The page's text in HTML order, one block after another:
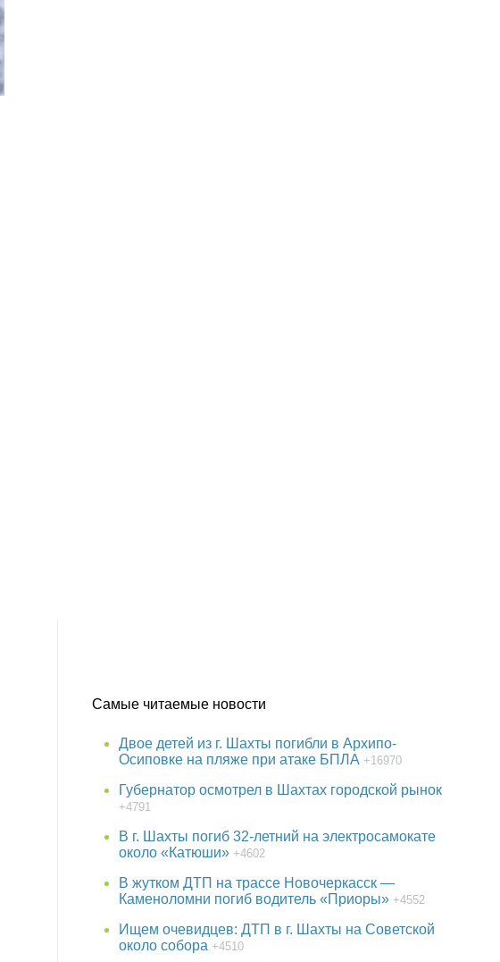
Самые читаемые новости
Двое детей из г. Шахты погибли в Архипо-
Осиповке на пляже при атаке БПЛА +16970
Губернатор осмотрел в Шахтах городской рынок
+4791
В г. Шахты погиб 32-летний на электросамокате
около «Катюши» +4602
В жутком ДТП на трассе Новочеркасск —
Каменоломни погиб водитель «Приоры» +4552
Ищем очевидцев: ДТП в г. Шахты на Советской
около собора +4510